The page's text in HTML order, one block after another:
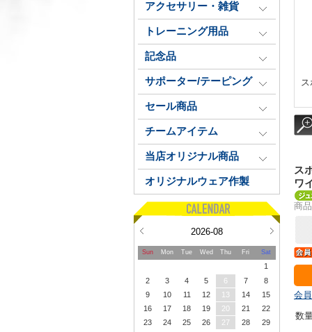
アクセサリー・雑貨
トレーニング用品
記念品
サポーター/テーピング
セール商品
チームアイテム
当店オリジナル商品
オリジナルウェア作製
2026-08
Sun Mon Tue Wed Thu Fri Sat
1
2
3 4 5 6 7
8
9
10 11 12 13 14
15
16
17 18 19 20 21
22
23
24 25 26 27 28
29
ス
ワ
商
会
数